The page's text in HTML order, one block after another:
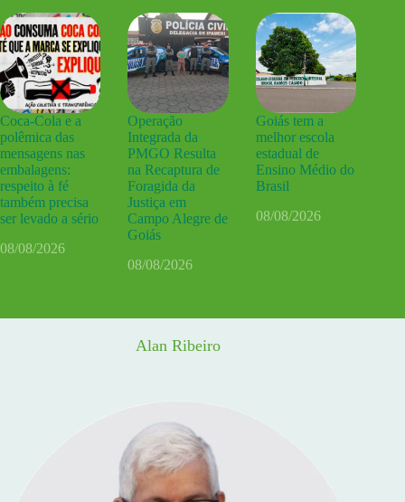
Coca-Cola e a
polêmica das
mensagens nas
embalagens:
respeito à fé
também precisa
ser levado a sério
08/08/2026
Operação
Integrada da
PMGO Resulta
na Recaptura de
Foragida da
Justiça em
Campo Alegre de
Goiás
08/08/2026
Goiás tem a
melhor escola
estadual de
Ensino Médio do
Brasil
08/08/2026
Alan Ribeiro